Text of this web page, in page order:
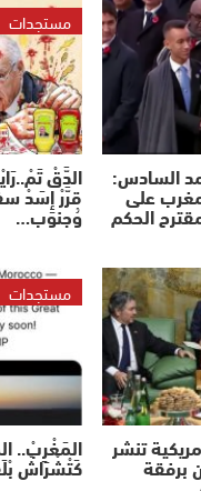
السادس:
على
الحكم
مستجدات
الدَّقْ
قرَّرْ إِسَدْ
وُجنوب…
تنشر
برفقة
مستجدات
المَغْرِبْ..
كَتْشْرَاشْ